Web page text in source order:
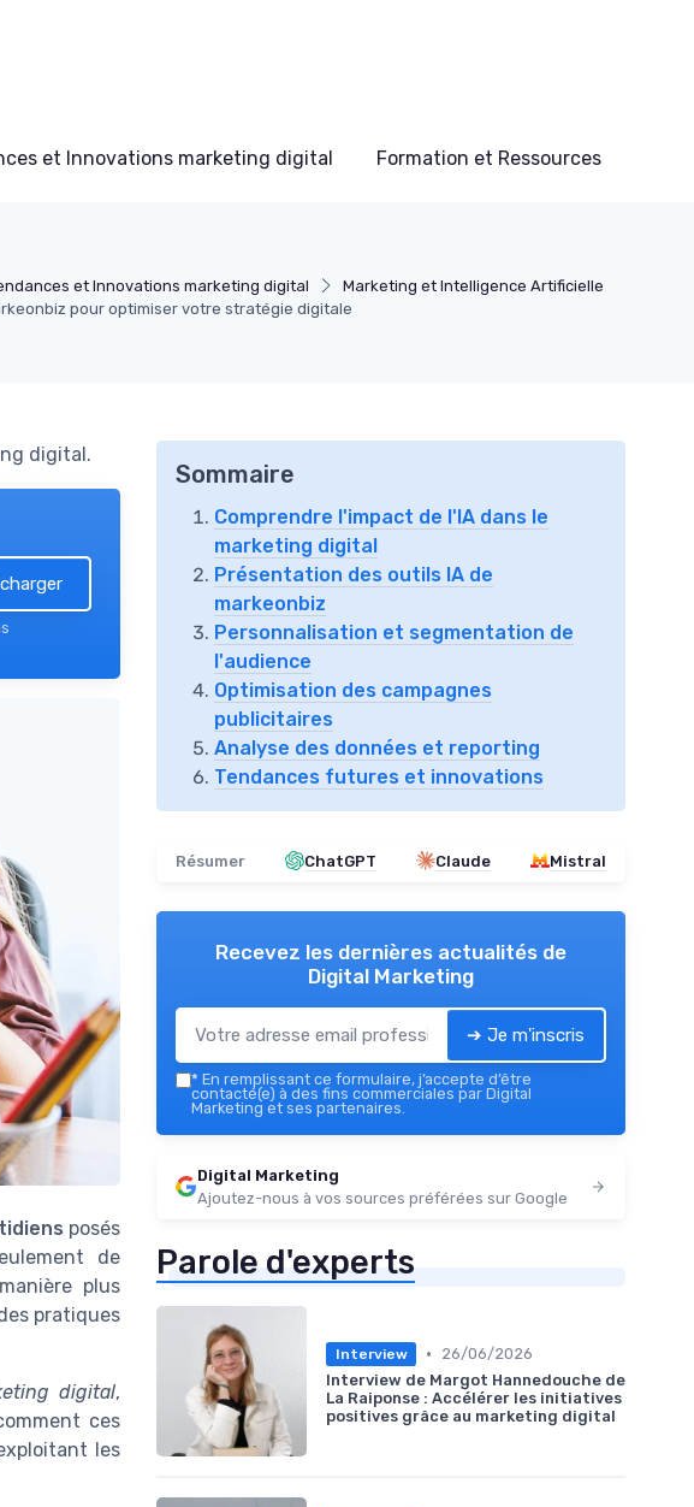
et Innovations marketing digital Formation et Ressources
et Innovations marketing digital
Marketing et Intelligence Artificielle
pour optimiser votre stratégie digitale
digital.
posés
de
plus
pratiques
digital,
ces
les
Sommaire
Comprendre l'impact de l'IA dans le
marketing digital
Présentation des outils IA de
markeonbiz
Personnalisation et segmentation de
l'audience
Optimisation des campagnes
publicitaires
Analyse des données et reporting
Tendances futures et innovations
Résumer ChatGPT Claude Mistral
Recevez les dernières actualités de
Digital Marketing
➔ Je m'inscris
* En remplissant ce formulaire, j’accepte d’être
contacté(e) à des fins commerciales par Digital
Marketing et ses partenaires.
Digital Marketing
Ajoutez-nous à vos sources préférées sur Google
Parole d'experts
Interview •
26/06/2026
Interview de Margot Hannedouche de
La Raiponse : Accélérer les initiatives
positives grâce au marketing digital